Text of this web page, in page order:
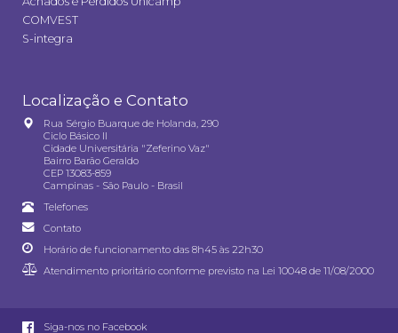
COMVEST
S-integra
Localização e Contato
Rua Sérgio Buarque de Holanda, 290
Ciclo Básico II
Cidade Universitária "Zeferino Vaz"
Bairro Barão Geraldo
CEP 13083-859
Campinas - São Paulo - Brasil
Telefones
Contato
Horário de funcionamento das 8h45 às 22h30
Atendimento prioritário conforme previsto na Lei 10048 de 11/08/2000
Siga-nos no Facebook